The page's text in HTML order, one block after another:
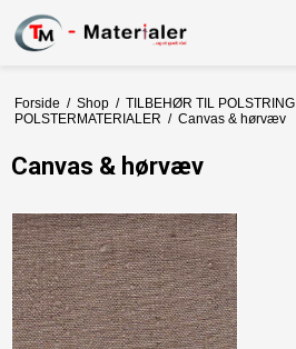
Forside / Shop / TILBEHØR TIL POLSTRING
POLSTERMATERIALER / Canvas & hørvæv
Canvas & hørvæv